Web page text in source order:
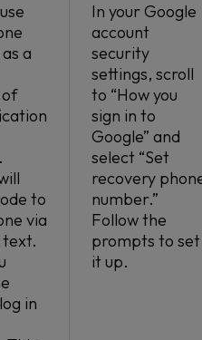
a
to
via
in
In your Google
account
security
settings, scroll
to “How you
sign in to
Google” and
select “Set
recovery
number.”
Follow the
prompts to set
it up.